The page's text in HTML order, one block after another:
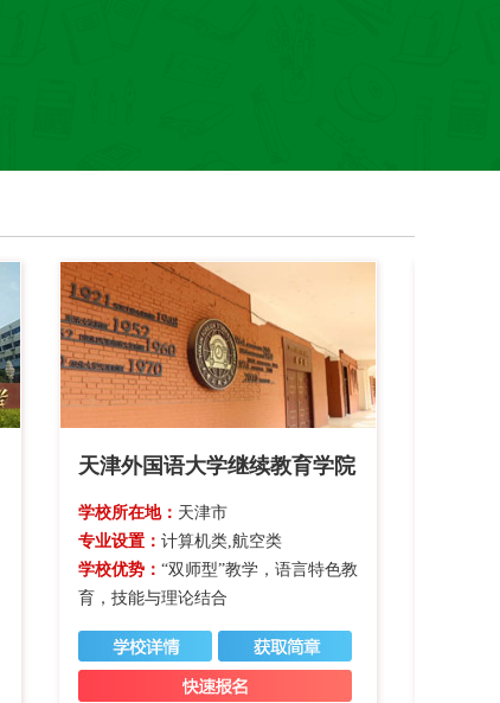
天津外国语大学继续教育学院
学校所在地： 天津市
专业设置： 计算机类,航空类
学校优势： “双师型”教学，语言特色教
育，技能与理论结合